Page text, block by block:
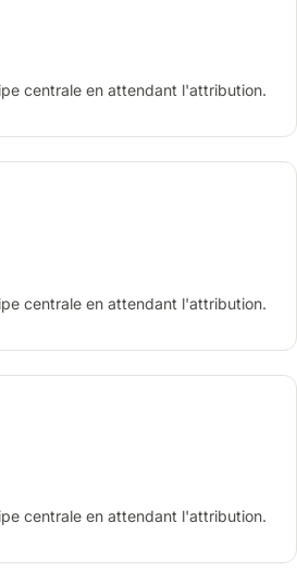
centrale en attendant l'attribution.
centrale en attendant l'attribution.
centrale en attendant l'attribution.